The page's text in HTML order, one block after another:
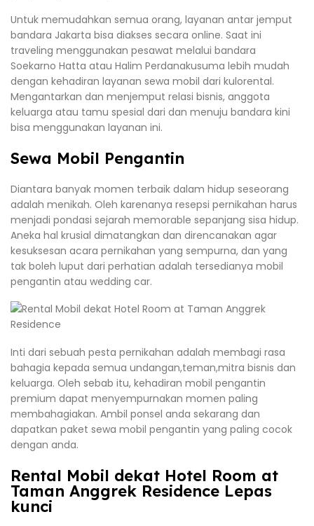
Untuk memudahkan semua orang, layanan antar jemput
bandara Jakarta bisa diakses secara online. Saat ini
traveling menggunakan pesawat melalui bandara
Soekarno Hatta atau Halim Perdanakusuma lebih mudah
dengan kehadiran layanan sewa mobil dari kulorental.
Mengantarkan dan menjemput relasi bisnis, anggota
keluarga atau tamu spesial dari dan menuju bandara kini
bisa menggunakan layanan ini.
Sewa Mobil Pengantin
Diantara banyak momen terbaik dalam hidup seseorang
adalah menikah. Oleh karenanya resepsi pernikahan harus
menjadi pondasi sejarah memorable sepanjang sisa hidup.
Aneka hal krusial dimatangkan dan direncanakan agar
kesuksesan acara pernikahan yang sempurna, dan yang
tak boleh luput dari perhatian adalah tersedianya mobil
pengantin atau wedding car.
Inti dari sebuah pesta pernikahan adalah membagi rasa
bahagia kepada semua undangan,teman,mitra bisnis dan
keluarga. Oleh sebab itu, kehadiran mobil pengantin
premium dapat menyempurnakan momen paling
membahagiakan. Ambil ponsel anda sekarang dan
dapatkan paket sewa mobil pengantin yang paling cocok
dengan anda.
Rental Mobil dekat Hotel Room at
Taman Anggrek Residence Lepas
kunci